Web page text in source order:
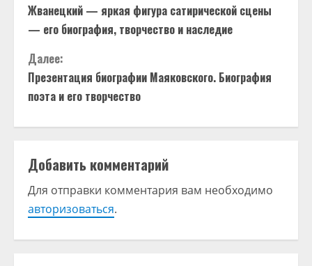
р
о
д
ж
и
Жванецкий — яркая фигура сатирической сцены
— его биография, творчество и наследие
Далее:
Презентация биографии Маяковского. Биография
поэта и его творчество
Добавить комментарий
Для отправки комментария вам необходимо
авторизоваться.